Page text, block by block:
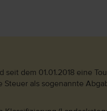
seit dem 01.01.2018 eine
Steuer als sogenannte